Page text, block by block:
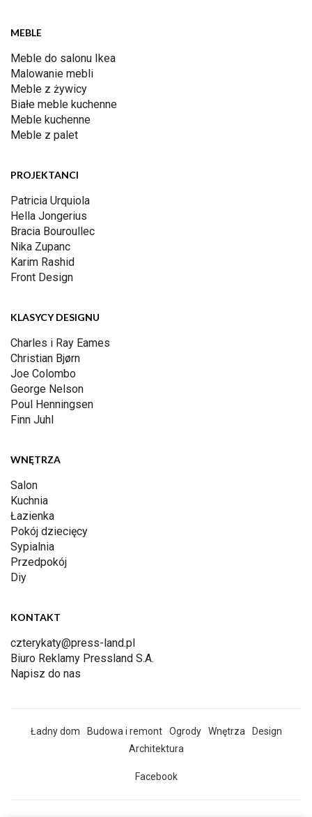
MEBLE
Meble do salonu Ikea
Malowanie mebli
Meble z żywicy
Białe meble kuchenne
Meble kuchenne
Meble z palet
PROJEKTANCI
Patricia Urquiola
Hella Jongerius
Bracia Bouroullec
Nika Zupanc
Karim Rashid
Front Design
KLASYCY DESIGNU
Charles i Ray Eames
Christian Bjørn
Joe Colombo
George Nelson
Poul Henningsen
Finn Juhl
WNĘTRZA
Salon
Kuchnia
Łazienka
Pokój dziecięcy
Sypialnia
Przedpokój
Diy
KONTAKT
czterykaty@press-land.pl
Biuro Reklamy Pressland S.A.
Napisz do nas
Ładny dom Budowa i remont Ogrody Wnętrza
Design
Architektura
Facebook